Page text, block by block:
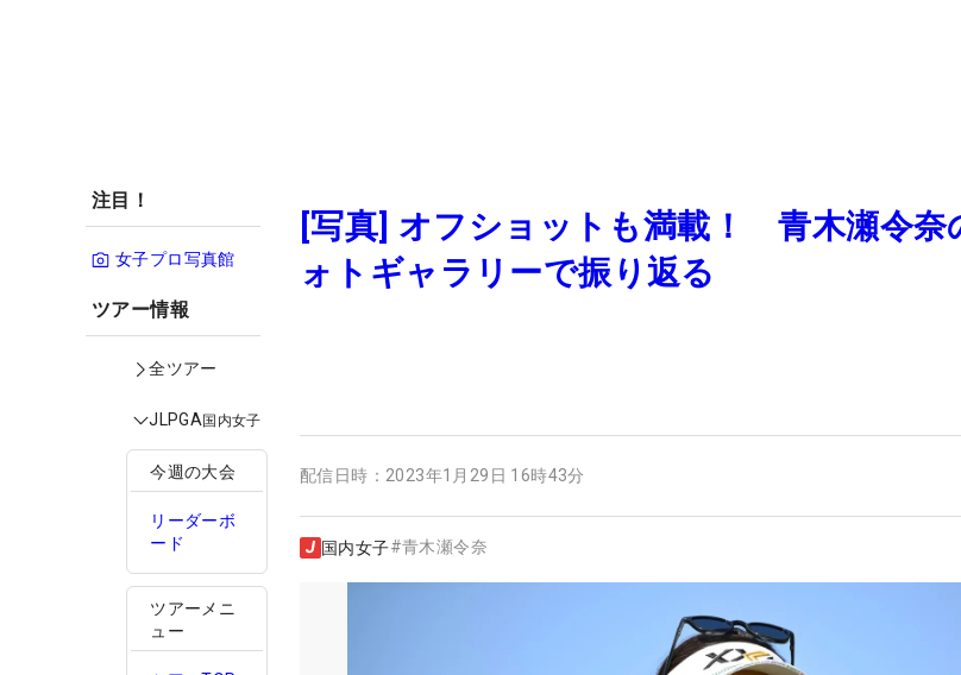
注目！
女子プロ写真館
ツアー情報
全ツアー
JLPGA国内女子
今週の大会
リーダーボ
ード
ツアーメニ
ュー
[写真] オフショットも満載！ 青木瀬令奈
ォトギャラリーで振り返る
配信日時： 2023年1月29日 16時43分
国内女子#青木瀬令奈